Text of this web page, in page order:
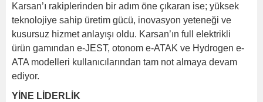
Karsan’ı rakiplerinden bir adım öne çıkaran ise; yüksek
teknolojiye sahip üretim gücü, inovasyon yeteneği ve
kusursuz hizmet anlayışı oldu. Karsan’ın full elektrikli
ürün gamından e-JEST, otonom e-ATAK ve Hydrogen e-
ATA modelleri kullanıcılarından tam not almaya devam
ediyor.
YİNE LİDERLİK